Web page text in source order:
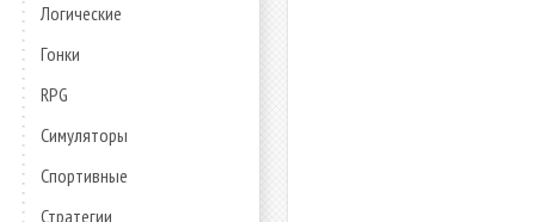
Логические
Гонки
RPG
Симуляторы
Спортивные
Стратегии